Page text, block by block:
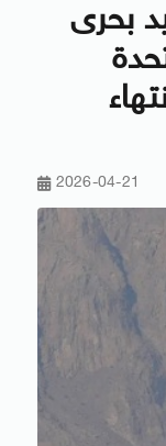
بحرى
2026-04-21